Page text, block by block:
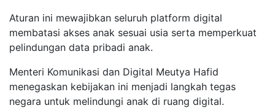
Aturan ini mewajibkan seluruh platform digital
membatasi akses anak sesuai usia serta memperkuat
pelindungan data pribadi anak.
Menteri Komunikasi dan Digital Meutya Hafid
menegaskan kebijakan ini menjadi langkah tegas
negara untuk melindungi anak di ruang digital.